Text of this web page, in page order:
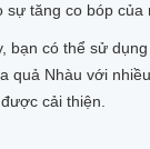
tăng co bóp của
bạn có thể sử
quả Nhàu với
cải thiện.